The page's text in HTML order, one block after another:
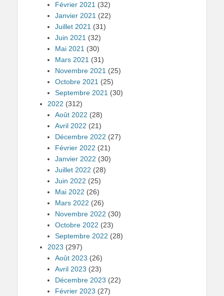
Février 2021 (32)
Janvier 2021 (22)
Juillet 2021 (31)
Juin 2021 (32)
Mai 2021 (30)
Mars 2021 (31)
Novembre 2021 (25)
Octobre 2021 (25)
Septembre 2021 (30)
2022 (312)
Août 2022 (28)
Avril 2022 (21)
Décembre 2022 (27)
Février 2022 (21)
Janvier 2022 (30)
Juillet 2022 (28)
Juin 2022 (25)
Mai 2022 (26)
Mars 2022 (26)
Novembre 2022 (30)
Octobre 2022 (23)
Septembre 2022 (28)
2023 (297)
Août 2023 (26)
Avril 2023 (23)
Décembre 2023 (22)
Février 2023 (27)